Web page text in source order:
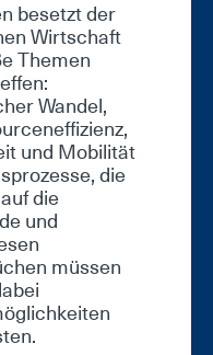
besetzt der
Wirtschaft
Themen
Wandel,
und Mobilität
die
die
und
müssen